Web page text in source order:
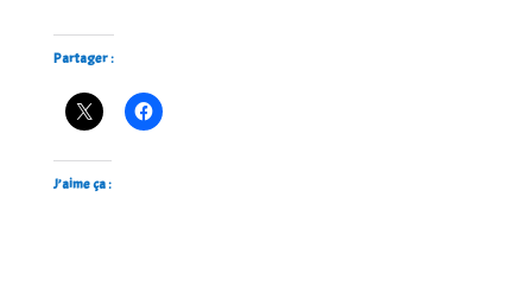
Partager :
J’aime ça :